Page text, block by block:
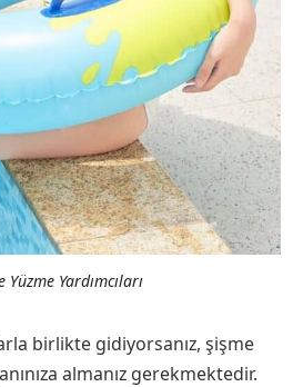
Yüzme Yardımcıları
birlikte gidiyorsanız, şişme
almanız gerekmektedir.